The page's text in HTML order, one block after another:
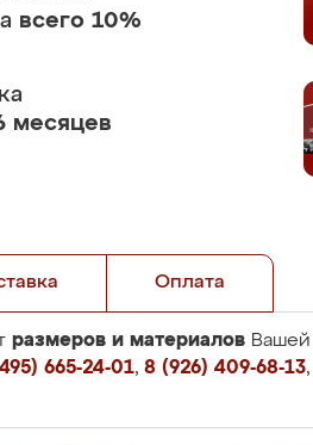
всего 10%
месяцев
Оплата
размеров и материалов
665-24-01, 8 (926) 409-68-13